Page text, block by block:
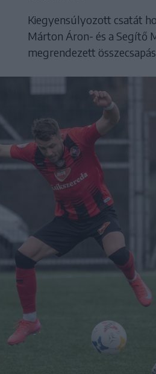
Kiegyensúlyozott csatát
Márton Áron- és a Segítő
megrendezett